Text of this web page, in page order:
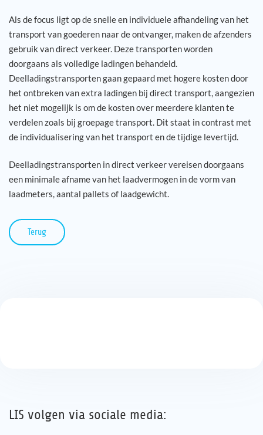
Als de focus ligt op de snelle en individuele afhandeling van het
transport van goederen naar de ontvanger, maken de afzenders
gebruik van direct verkeer. Deze transporten worden
doorgaans als volledige ladingen behandeld.
Deelladingstransporten gaan gepaard met hogere kosten door
het ontbreken van extra ladingen bij direct transport, aangezien
het niet mogelijk is om de kosten over meerdere klanten te
verdelen zoals bij groepage transport. Dit staat in contrast met
de individualisering van het transport en de tijdige levertijd.
Deelladingstransporten in direct verkeer vereisen doorgaans
een minimale afname van het laadvermogen in de vorm van
laadmeters, aantal pallets of laadgewicht.
Terug
LIS volgen via sociale media: